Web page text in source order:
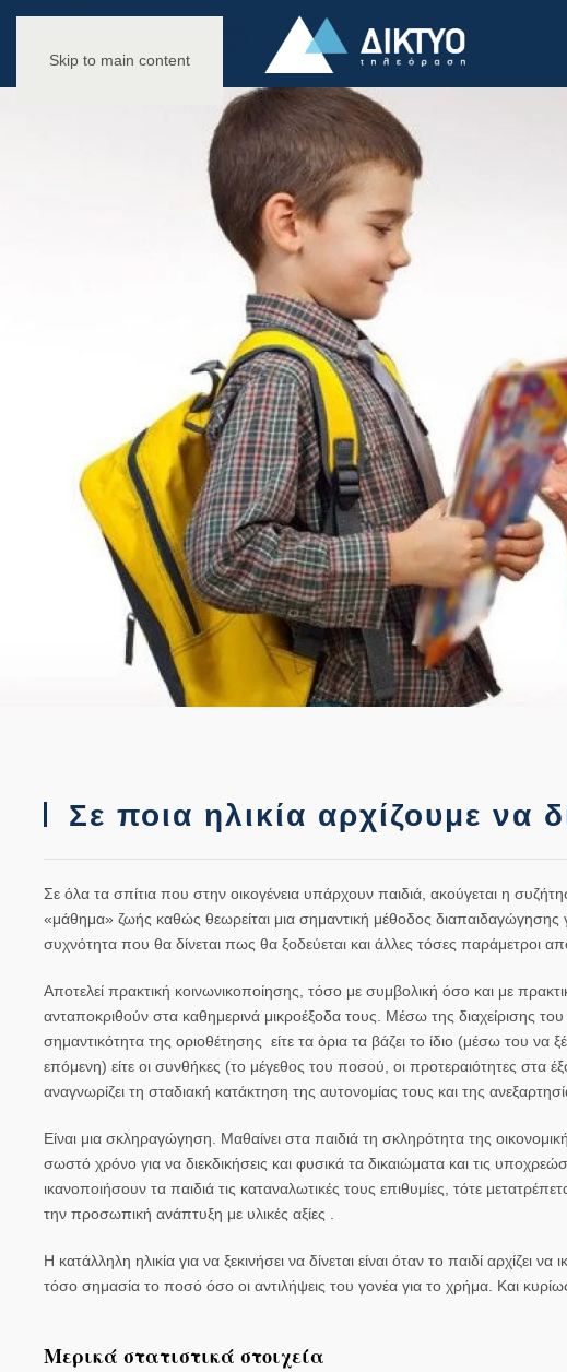
Skip to main content
Σε ποια ηλικία αρχίζουμε να
Σε όλα τα σπίτια που στην οικογένεια υπάρχουν παιδιά, ακούγεται η
«μάθημα» ζωής καθώς θεωρείται μια σημαντική μέθοδος διαπαιδαγώγησης
συχνότητα που θα δίνεται πως θα ξοδεύεται και άλλες τόσες παράμετροι
Αποτελεί πρακτική κοινωνικοποίησης, τόσο με συμβολική όσο και με
ανταποκριθούν στα καθημερινά μικροέξοδα τους. Μέσω της διαχείρισης
σημαντικότητα της οριοθέτησης είτε τα όρια τα βάζει το ίδιο (μέσω του να
επόμενη) είτε οι συνθήκες (το μέγεθος του ποσού, οι προτεραιότητες
αναγνωρίζει τη σταδιακή κατάκτηση της αυτονομίας τους και της
Είναι μια σκληραγώγηση. Μαθαίνει στα παιδιά τη σκληρότητα της
σωστό χρόνο για να διεκδικήσεις και φυσικά τα δικαιώματα και τις
ικανοποιήσουν τα παιδιά τις καταναλωτικές τους επιθυμίες, τότε
την προσωπική ανάπτυξη με υλικές αξίες .
Η κατάλληλη ηλικία για να ξεκινήσει να δίνεται είναι όταν το παιδί αρχίζει
τόσο σημασία το ποσό όσο οι αντιλήψεις του γονέα για το χρήμα. Και
Μερικά στατιστικά στοιχεία